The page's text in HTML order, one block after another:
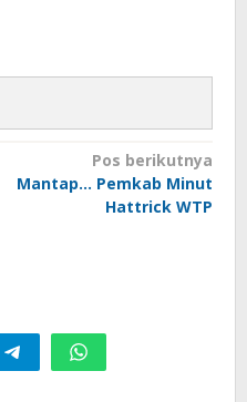
Pos berikutnya
Mantap… Pemkab Minut
Hattrick WTP